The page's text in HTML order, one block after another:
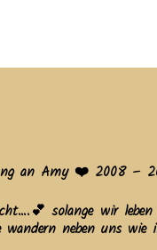
an Amy ❤️ 2008 –
solange wir
neben uns